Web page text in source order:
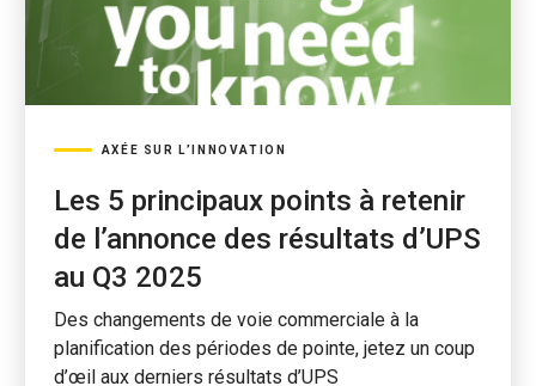
AXÉE SUR L’INNOVATION
Les 5 principaux points à retenir
de l’annonce des résultats d’UPS
au Q3 2025
Des changements de voie commerciale à la
planification des périodes de pointe, jetez un coup
d’œil aux derniers résultats d’UPS